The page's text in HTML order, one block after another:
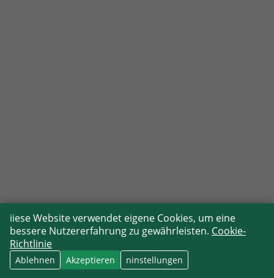
iiese Website verwendet eigene Cookies, um eine
bessere Nutzererfahrung zu gewährleisten. Cookie-
Richtlinie
Ablehnen Akzeptieren ninstellungen